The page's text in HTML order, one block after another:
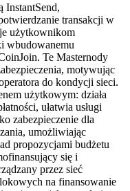
InstantSend,
transakcji w
użytkownikom
wbudowanemu
Te Masternody
motywując
do kondycji sieci.
użytkowym: działa
ułatwia usługi
zabezpieczenie dla
umożliwiając
propozycjami budżetu
się i
przez sieć
na finansowanie